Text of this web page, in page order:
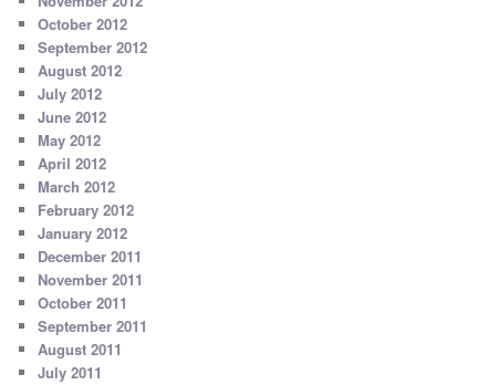
October 2012
September 2012
August 2012
July 2012
June 2012
May 2012
April 2012
March 2012
February 2012
January 2012
December 2011
November 2011
October 2011
September 2011
August 2011
July 2011